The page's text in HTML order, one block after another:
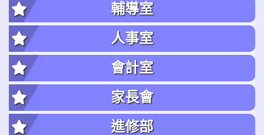
輔導室
人事室
會計室
家長會
進修部